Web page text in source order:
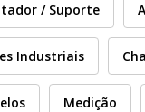
/ Suporte
Industriais
Medição